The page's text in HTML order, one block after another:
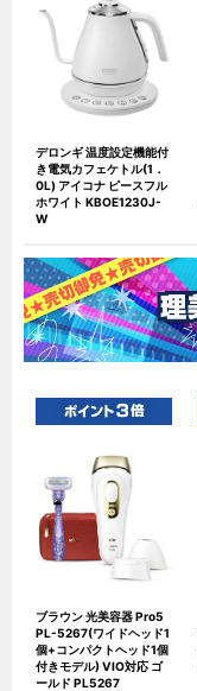
デロンギ 温度設定機能付
き電気カフェケトル(1．
0L) アイコナ ピースフル
ホワイト KBOE1230J-
W
ブラウン 光美容器 Pro5
PL-5267(ワイドヘッド1
個+コンパクトヘッド1個
付きモデル) VIO対応 ゴ
ールド PL5267